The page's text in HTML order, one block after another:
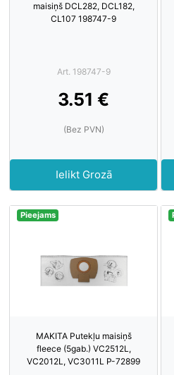
maisiņš DCL282, DCL182,
CL107 198747-9
Art. 198747-9
3.51 €
(Bez PVN)
Ielikt Grozā
Pieejams
MAKITA Putekļu maisiņš
fleece (5gab.) VC2512L,
VC2012L, VC3011L P-72899